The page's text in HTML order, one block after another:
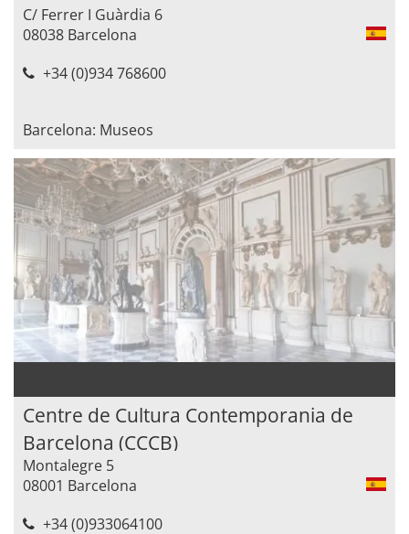
C/ Ferrer I Guàrdia 6
08038 Barcelona
+34 (0)934 768600
Barcelona: Museos
Centre de Cultura Contemporania de
Barcelona (CCCB)
Montalegre 5
08001 Barcelona
+34 (0)933064100